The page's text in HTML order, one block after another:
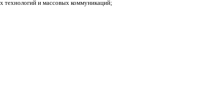
технологий и массовых коммуникаций;